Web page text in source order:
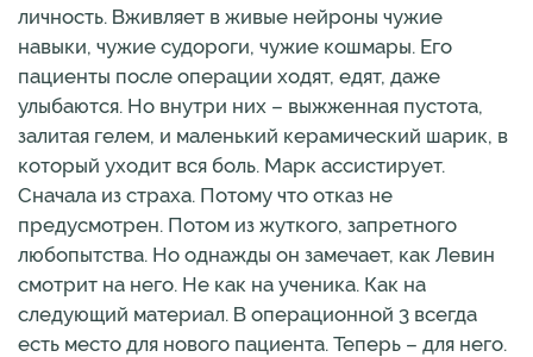
личность. Вживляет в живые нейроны чужие
навыки, чужие судороги, чужие кошмары. Его
пациенты после операции ходят, едят, даже
улыбаются. Но внутри них – выжженная пустота,
залитая гелем, и маленький керамический шарик, в
который уходит вся боль. Марк ассистирует.
Сначала из страха. Потому что отказ не
предусмотрен. Потом из жуткого, запретного
любопытства. Но однажды он замечает, как Левин
смотрит на него. Не как на ученика. Как на
следующий материал. В операционной 3 всегда
есть место для нового пациента. Теперь – для него.